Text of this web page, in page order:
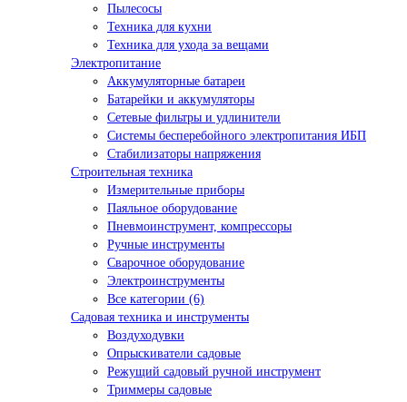
Пылесосы
Техника для кухни
Техника для ухода за вещами
Электропитание
Аккумуляторные батареи
Батарейки и аккумуляторы
Сетевые фильтры и удлинители
Системы бесперебойного электропитания ИБП
Стабилизаторы напряжения
Строительная техника
Измерительные приборы
Паяльное оборудование
Пневмоинструмент, компрессоры
Ручные инструменты
Сварочное оборудование
Электроинструменты
Все категории (6)
Садовая техника и инструменты
Воздуходувки
Опрыскиватели садовые
Режущий садовый ручной инструмент
Триммеры садовые